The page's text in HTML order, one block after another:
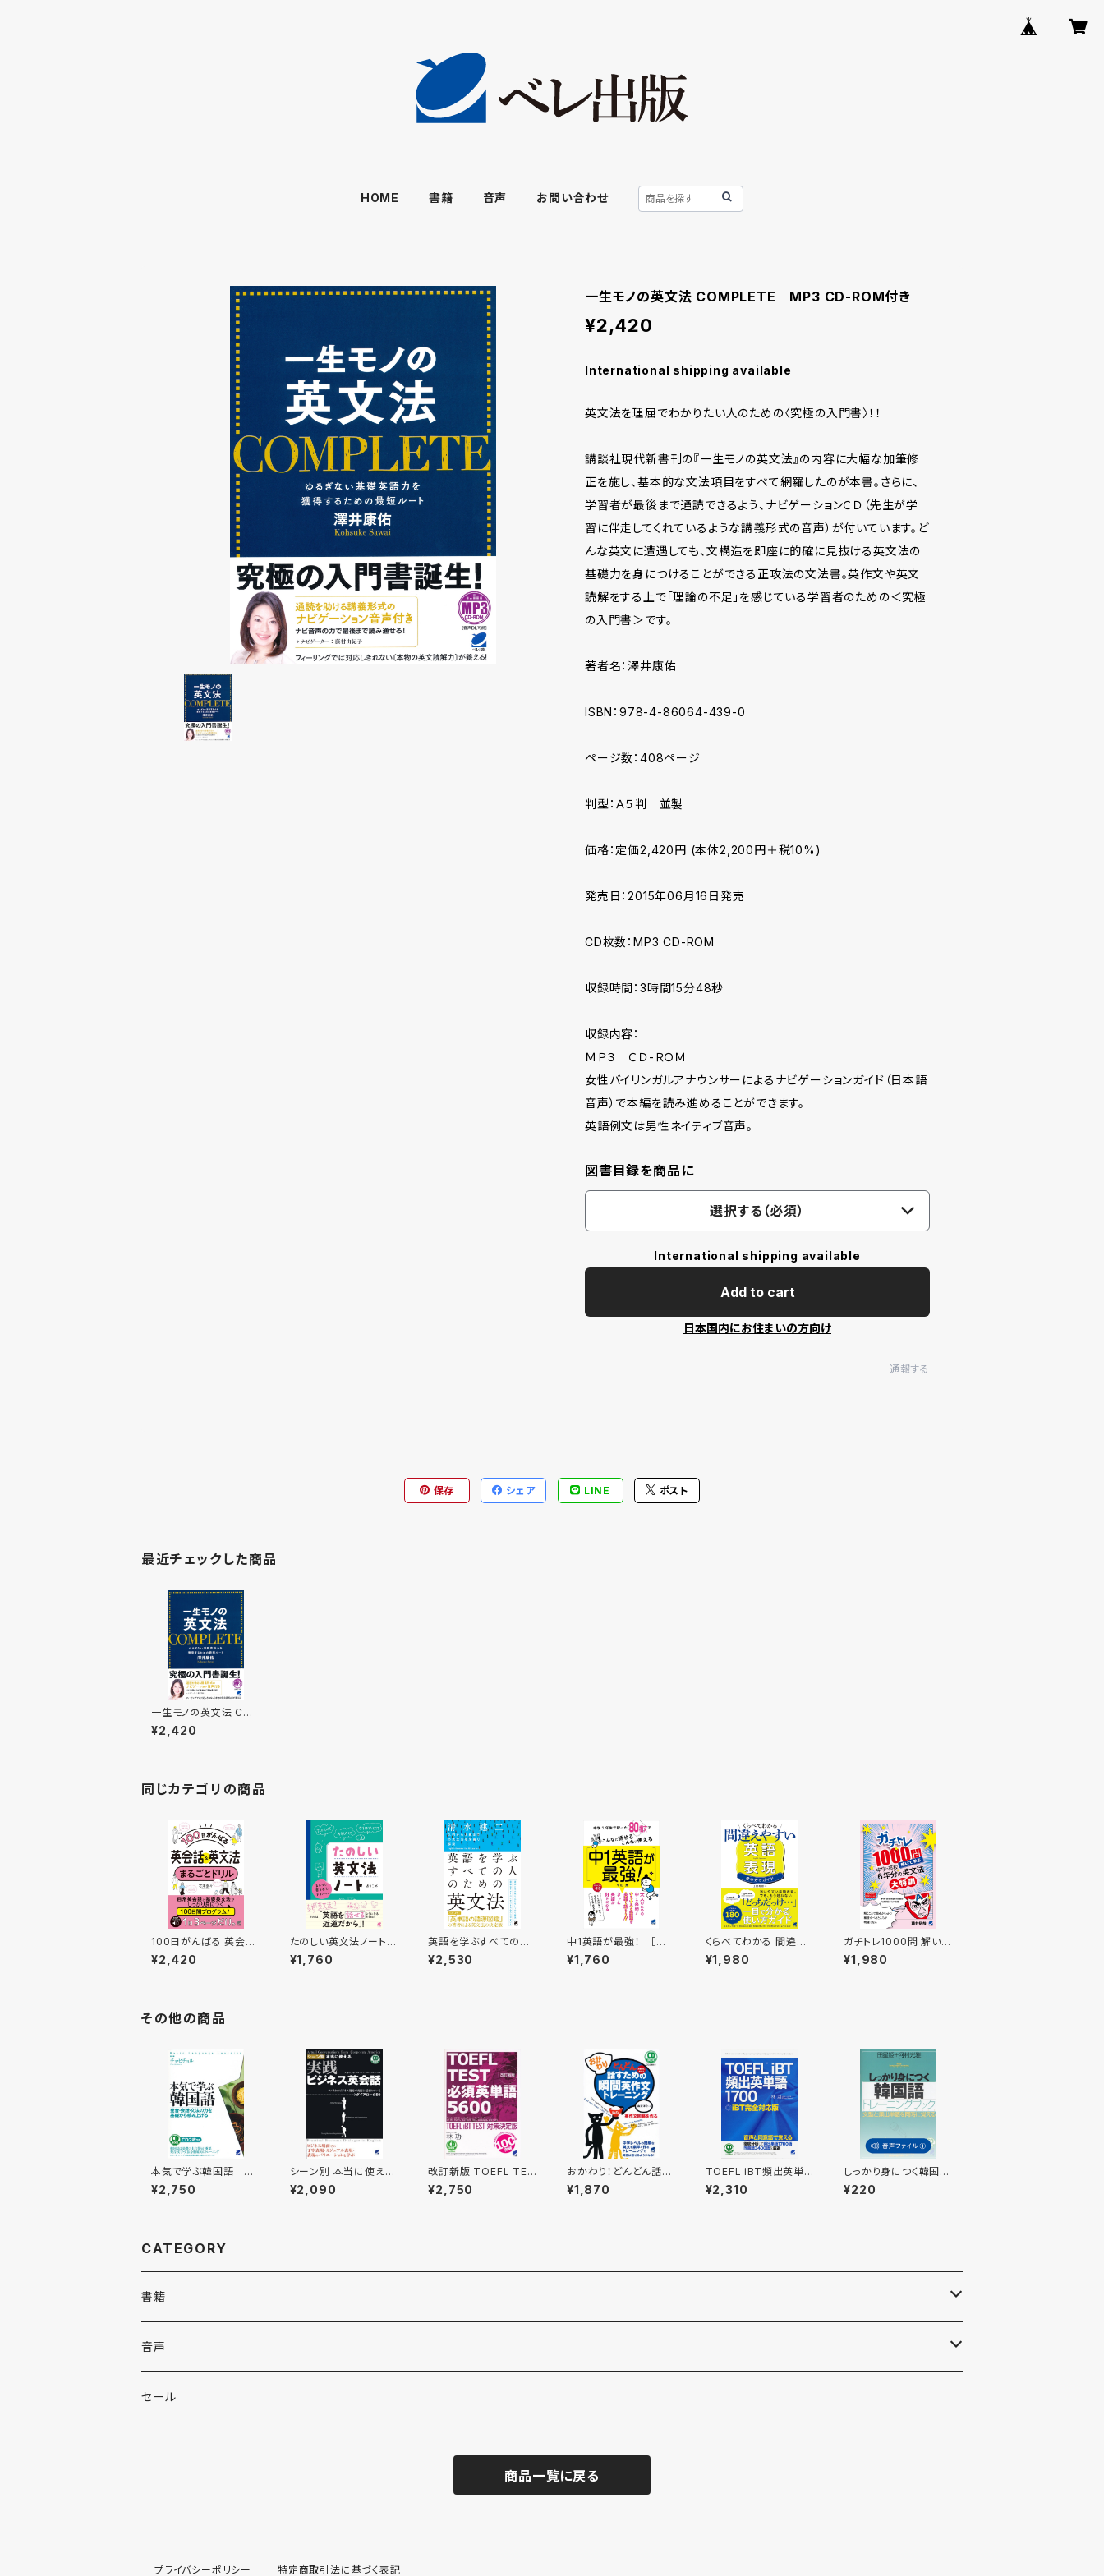
HOME 書籍 音声 お問い合わせ
一生モノの英文法 COMPLETE MP3 CD-ROM付き
¥2,420
International shipping available
英文法を理屈でわかりたい人のための〈究極の入門書〉！！
講談社現代新書刊の『一生モノの英文法』の内容に大幅な加筆修
正を施し、基本的な文法項目をすべて網羅したのが本書。さらに、
学習者が最後まで通読できるよう、ナビゲーションＣＤ（先生が学
習に伴走してくれているような講義形式の音声）が付いています。ど
んな英文に遭遇しても、文構造を即座に的確に見抜ける英文法の
基礎力を身につけることができる正攻法の文法書。英作文や英文
読解をする上で「理論の不足」を感じている学習者のための＜究極
の入門書＞です。
著者名：澤井康佑
ISBN：978-4-86064-439-0
ページ数：408ページ
判型：Ａ５判 並製
価格：定価2,420円 (本体2,200円＋税10%)
発売日：2015年06月16日発売
CD枚数：MP3 CD-ROM
収録時間：3時間15分48秒
収録内容：
ＭＰ３ ＣＤ-ＲＯＭ
女性バイリンガルアナウンサーによるナビゲーションガイド（日本語
音声）で本編を読み進めることができます。
英語例文は男性ネイティブ音声。
図書目録を商品に
選択する（必須）
International shipping available
Add to cart
日本国内にお住まいの方向け
通報する
保存 シェア LINE ポスト
最近チェックした商品
一生モノの英文法 CO
MPLETE MP3 CD-
ROM付き
¥2,420
同じカテゴリの商品
100日がんばる 英会話
＆英文法 まるごとドリ
ル ［音声DL付］
¥2,420
たのしい英文法ノート
まるっと書き写しドリル
付き
¥1,760
英語を学ぶすべての人
のための英文法
¥2,530
中1英語が最強！ ［音
声DL付］
¥1,760
くらべてわかる 間違え
やすい英語表現 使い分
けガイド
¥1,980
ガチトレ1000問 解いて
学ぶ中学・高校6年分の
英文法大特訓
¥1,980
その他の商品
本気で学ぶ韓国語 C
D BOOK
¥2,750
シーン別 本当に使える
実践ビジネス英会話
CD BOOK
¥2,090
改訂新版 TOEFL TES
T必須英単語5600 CD
BOOK
¥2,750
おかわり！どんどん話す
ための瞬間英作文トレ
ーニング CD BOOK
¥1,870
TOEFL iBT頻出英単
語1700 CD BOOK
¥2,310
しっかり身につく韓国
語 トレーニングブッ
ク 付属音声1
¥220
CATEGORY
書籍
英語
英会話・表現集
各国語
音声
英会話・表現集
セール
商品一覧に戻る
プライバシーポリシー 特定商取引法に基づく表記